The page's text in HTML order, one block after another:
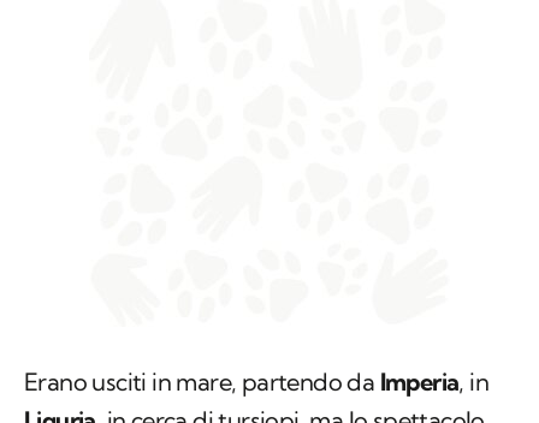
Erano usciti in mare, partendo da Imperia, in